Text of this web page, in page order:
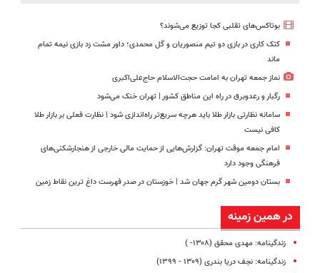
بوتاکس‌های تقلبی کجا توزیع می‌شوند؟
کتک کاری در بازی دو تیم منصوریان و گل محمدی؛ داور مشت زد بازی نیمه تمام
ماند
نماز جمعه تهران به امامت حجت‌الاسلام حاج‌علی‌اکبری
رگبار و رعدوبرق در راه این مناطق کشور | تهران خنک می‌شود
سامانه نظارتی بازار طلا باید هرچه سریع‌تر راه‌اندازی شود | نظارت فعلی بر بازار طلا
کافی نیست
امام جمعه موقت تهران: گزارش‌هایی از حمایت مالی خارجی از هنجارشکنی‌های
فرهنگی وجود دارد
بستان دومین شهر گرم جهان شد | خوزستان در صدر فهرست داغ‌ ترین نقاط زمین
در همین زمینه
زندگینامه: مهدی محقق (۱۳۰۸- )
زندگینامه: نجف دریا بندری (۱۳۰۹ - ۱۳۹۹)